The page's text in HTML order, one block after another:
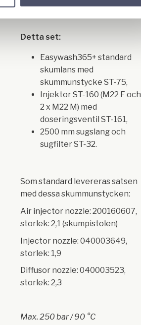
Detta set:
Easywash365+ standard
skumlans med
skummunstycke ST-75,
Injektor ST-160 (M22 F och
2 x M22 M) med
doseringsventil ST-161,
2500 mm sugslang och
sugfilter ST-32.
Som standard levereras satsen
med dessa skummunstycken:
Air injector nozzle: 200160607,
storlek: 2,1 (skumpistolen)
Injector nozzle: 040003649,
storlek: 1,9
Diffusor nozzle: 040003523,
storlek: 2,3
Max. 250 bar / 90 °C